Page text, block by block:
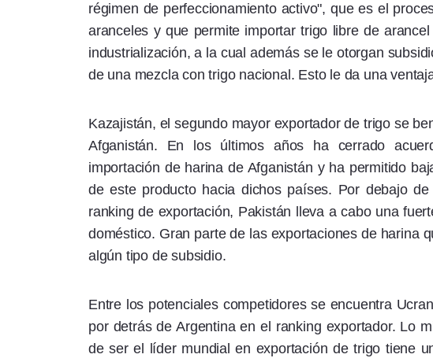
régimen de perfeccionamiento activo", que es el
aranceles y que permite importar trigo libre de
industrialización, a la cual además se le otorgan
de una mezcla con trigo nacional. Esto le da una
Kazajistán, el segundo mayor exportador de trigo se
Afganistán. En los últimos años ha cerrado
importación de harina de Afganistán y ha permitido
de este producto hacia dichos países. Por debajo
ranking de exportación, Pakistán lleva a cabo una
doméstico. Gran parte de las exportaciones de harina
algún tipo de subsidio.
Entre los potenciales competidores se encuentra
por detrás de Argentina en el ranking exportador. Lo
de ser el líder mundial en exportación de trigo tiene